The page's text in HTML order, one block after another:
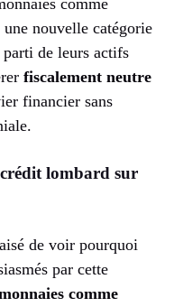
nouvelle catégorie
parti de leurs actifs
fiscalement neutre
financier sans
lombard sur
de voir pourquoi
par cette
comme